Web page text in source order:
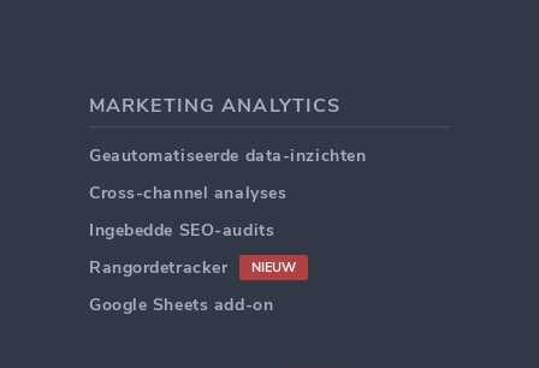
MARKETING ANALYTICS
Geautomatiseerde data-inzichten
Cross-channel analyses
Ingebedde SEO-audits
Rangordetracker
NIEUW
Google Sheets add-on